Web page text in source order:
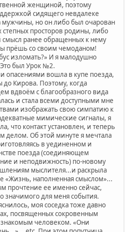
женщиной, поэтому
сидящего невдалеке
мужчины, но он либо был очарован
степных просторов родины, либо
ранее обращенных к нему
прёшь со своим чемоданом!
изломать?» И я малодушно
Это был Урок №2.
опасениями вошла в купе поезда,
Кирова. Поэтому, когда
вдвоём с благообразного вида
и стала всеми доступными мне
изображать свою симпатию к
мимические сигналы, я
что контакт установлен, и теперь
делом. Об этой минуте я мечтала
в уединенном и
поезда (соединяющем
и неподвижность) по-новому
мыслителя...и раскрыла
«Жизнь, наполненная смыслом»...
прочтение ее именно сейчас,
значимого для меня события.
моя соседка тоже давно
посвященных сокровенным
человеком. «Они